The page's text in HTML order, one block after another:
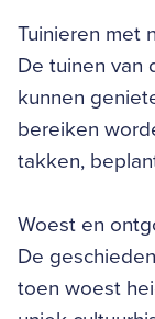
Tuinieren met
De tuinen van
kunnen
bereiken
takken,
Woest en
De
toen woest